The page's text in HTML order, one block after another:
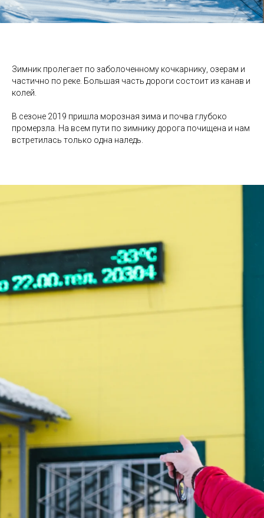
Зимник пролегает по заболоченному кочкарнику, озерам и
частично по реке. Большая часть дороги состоит из канав и
колей.
В сезоне 2019 пришла морозная зима и почва глубоко
промерзла. На всем пути по зимнику дорога почищена и нам
встретилась только одна наледь.